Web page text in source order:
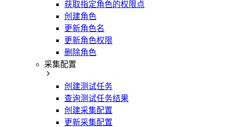
获取指定角色的权限点
创建角色
更新角色名
更新角色权限
删除角色
采集配置
创建测试任务
查询测试任务结果
创建采集配置
更新采集配置